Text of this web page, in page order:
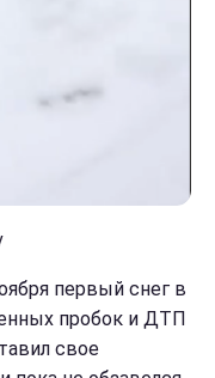
первый снег в
пробок и ДТП
свое